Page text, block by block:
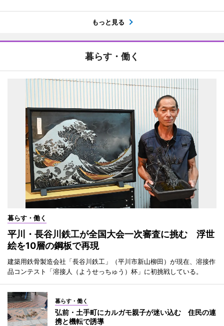
もっと見る
暮らす・働く
暮らす・働く
平川・長谷川鉄工が全国大会一次審査に挑む 浮世
絵を10層の鋼板で再現
建築用鉄骨製造会社「長谷川鉄工」（平川市新山柳田）が現在、溶接作
品コンテスト「溶接人（ようせっちゅう）杯」に初挑戦している。
暮らす・働く
弘前・土手町にカルガモ親子が迷い込む 住民の連
携と機転で誘導